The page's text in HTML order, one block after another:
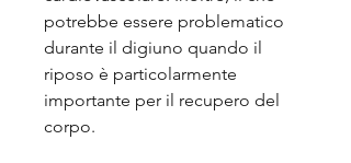
potrebbe essere problematico
durante il digiuno quando il
riposo è particolarmente
importante per il recupero del
corpo.